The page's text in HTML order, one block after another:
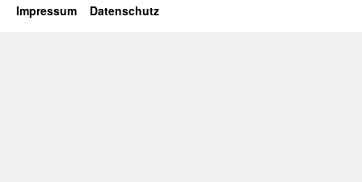
Impressum Datenschutz